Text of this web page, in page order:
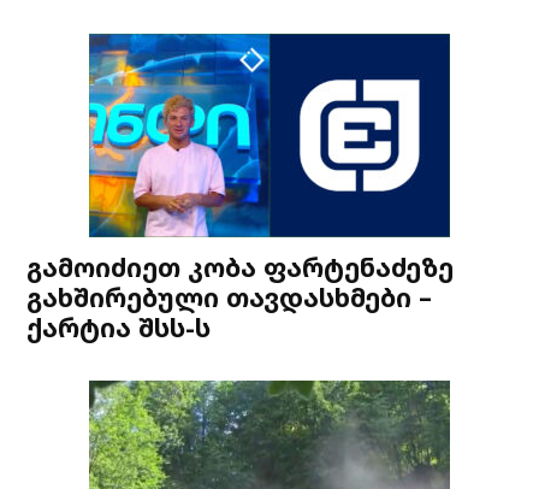
გამოიძიეთ კობა ფარტენაძეზე
გახშირებული თავდასხმები –
ქარტია შსს-ს